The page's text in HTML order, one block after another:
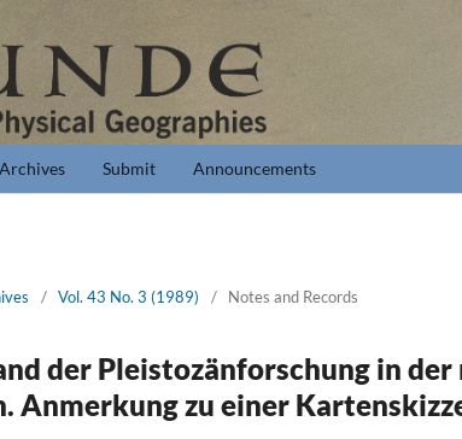
Archives Submit Announcements
/ Vol. 43 No. 3 (1989) / Notes and Records
der Pleistozänforschung in
Anmerkung zu einer